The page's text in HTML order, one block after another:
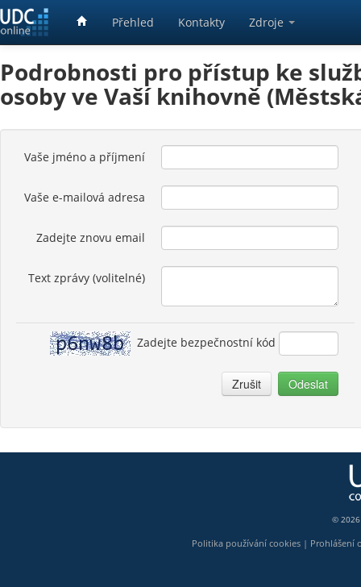
Přehled Kontakty Zdroje
Podrobnosti pro přístup ke
osoby ve Vaší knihovně
Vaše jméno a příjmení
Vaše e-mailová adresa
Zadejte znovu email
Text zprávy (volitelné)
Zadejte bezpečnostní kód
Zrušit Odeslat
© 2026
Politika používání cookies| Prohlášení